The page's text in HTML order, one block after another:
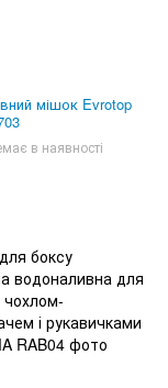
мішок Evrotop
в наявності